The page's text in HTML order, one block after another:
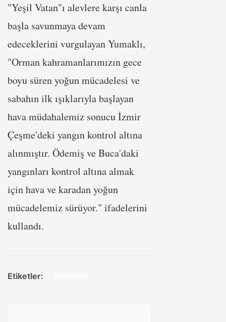
"Yeşil Vatan"ı alevlere karşı canla
başla savunmaya devam
edeceklerini vurgulayan Yumaklı,
"Orman kahramanlarımızın gece
boyu süren yoğun mücadelesi ve
sabahın ilk ışıklarıyla başlayan
hava müdahalemiz sonucu İzmir
Çeşme'deki yangın kontrol altına
alınmıştır. Ödemiş ve Buca'daki
yangınları kontrol altına almak
için hava ve karadan yoğun
mücadelemiz sürüyor." ifadelerini
kullandı.
Etiketler: